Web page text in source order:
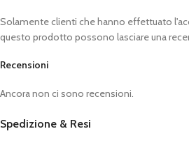
Recensioni
Ancora non ci sono recensioni.
Solamente clienti che hanno effettuato
questo prodotto possono lasciare una
Spedizione & Resi